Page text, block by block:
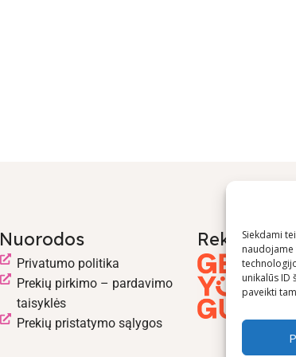
Siekdami
naudojame
unikalūs ID
paveikti
Nuorodos
Privatumo politika
Prekių pirkimo – pardavimo
taisyklės
Prekių pristatymo sąlygos